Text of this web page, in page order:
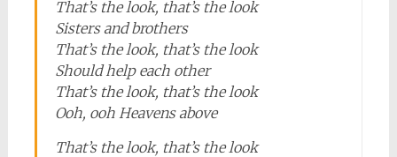
That’s the look, that’s the look
Sisters and brothers
That’s the look, that’s the look
Should help each other
That’s the look, that’s the look
Ooh, ooh Heavens above
That’s the look, that’s the look